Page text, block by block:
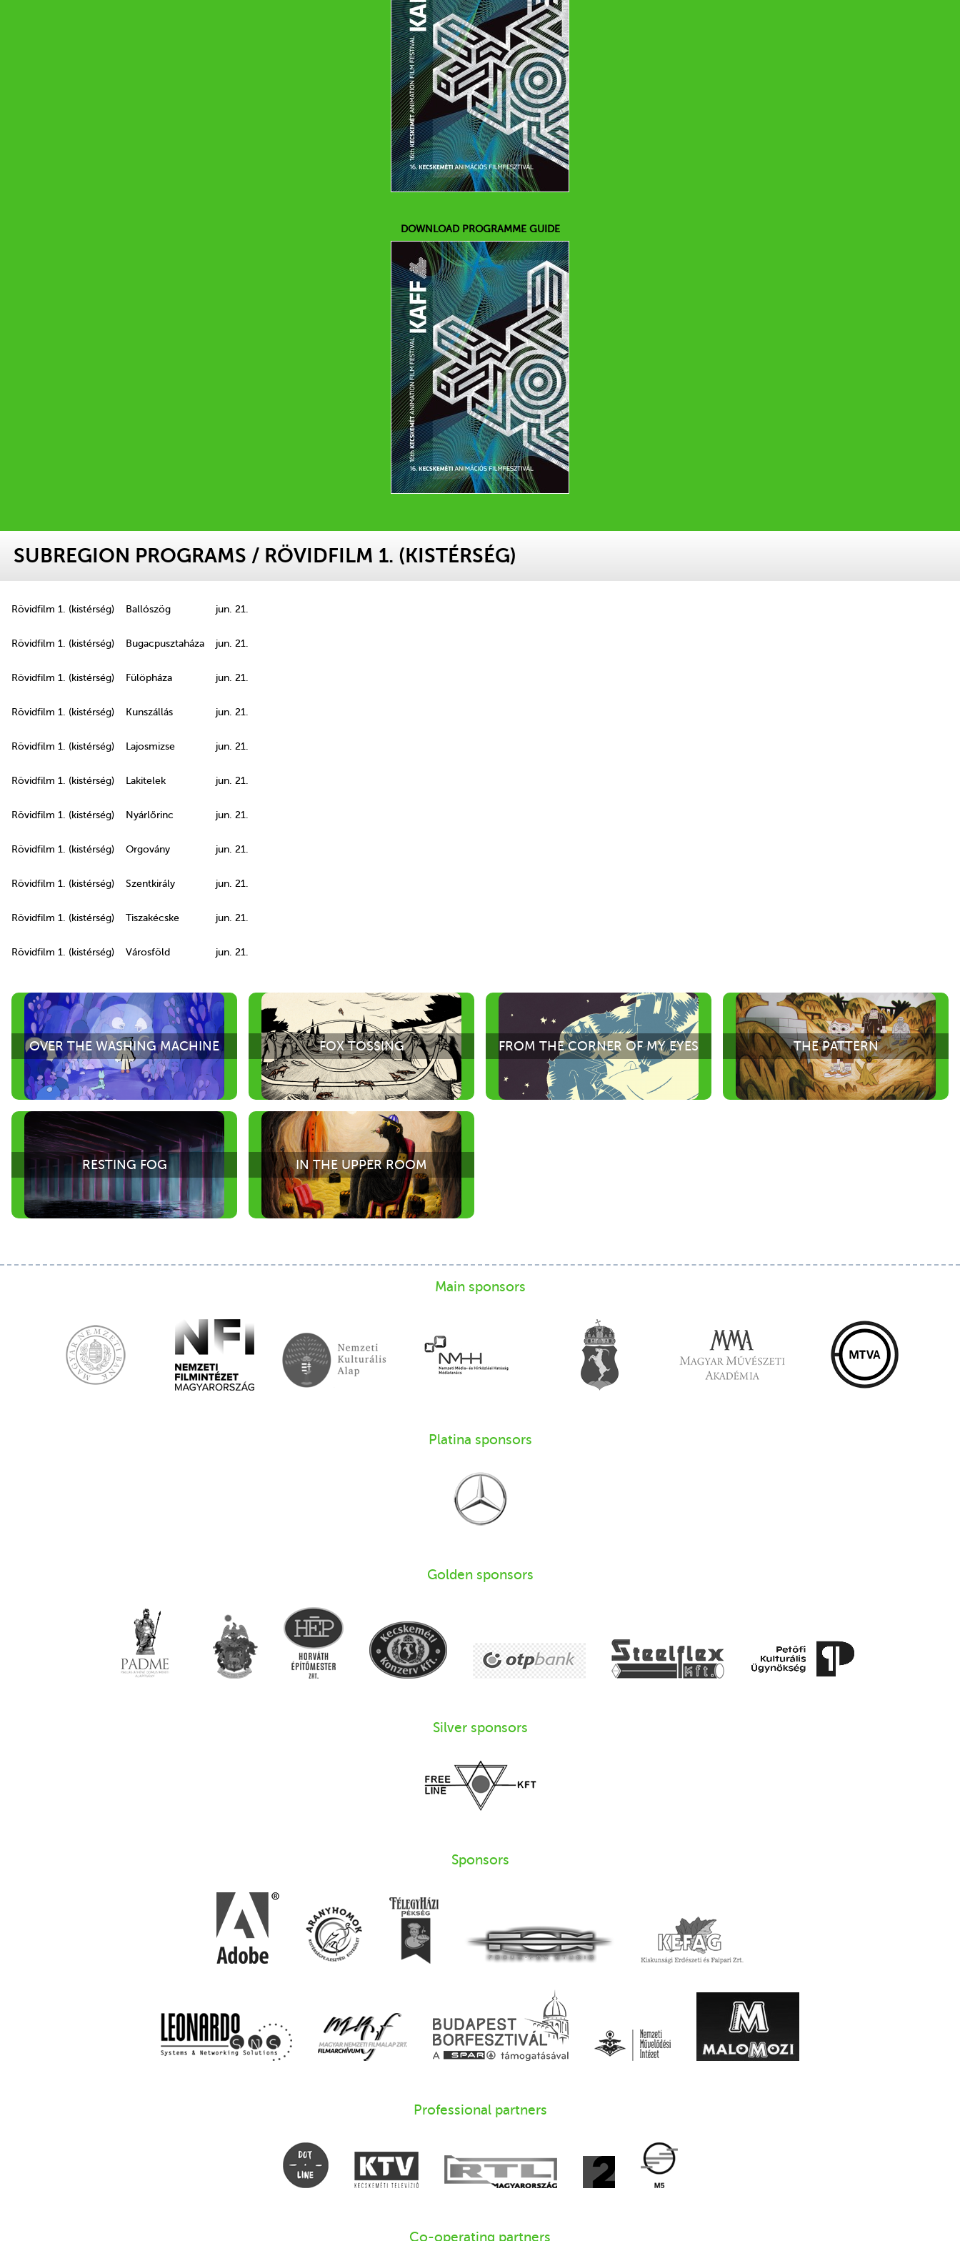
DOWNLOAD PROGRAMME GUIDE
SUBREGION PROGRAMS / RÖVIDFILM 1. (KISTÉRSÉG)
Rövidfilm 1. (kistérség) Ballószög jun. 21.
Rövidfilm 1. (kistérség) Bugacpusztaháza jun. 21.
Rövidfilm 1. (kistérség) Fülöpháza jun. 21.
Rövidfilm 1. (kistérség) Kunszállás jun. 21.
Rövidfilm 1. (kistérség) Lajosmizse jun. 21.
Rövidfilm 1. (kistérség) Lakitelek jun. 21.
Rövidfilm 1. (kistérség) Nyárlőrinc jun. 21.
Rövidfilm 1. (kistérség) Orgovány jun. 21.
Rövidfilm 1. (kistérség) Szentkirály jun. 21.
Rövidfilm 1. (kistérség) Tiszakécske jun. 21.
Rövidfilm 1. (kistérség) Városföld jun. 21.
OVER THE WASHING MACHINE FOX TOSSING FROM THE CORNER OF MY EYES THE PATTERN
RESTING FOG IN THE UPPER ROOM
Main sponsors
Platina sponsors
Golden sponsors
Silver sponsors
Sponsors
Professional partners
Co-operating partners